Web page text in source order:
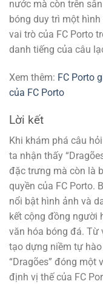
nước mà còn trên
bóng duy trì một
vai trò của FC Porto
danh tiếng của câu
Xem thêm: FC Porto
của FC Porto
Lời kết
Khi khám phá câu hỏi
ta nhận thấy
đặc trưng mà còn là
quyền của FC Porto.
nổi bật hình ảnh và
kết cộng đồng người
văn hóa bóng đá. Từ
tạo dựng niềm tự
“Dragões” đóng một
định vị thế của FC